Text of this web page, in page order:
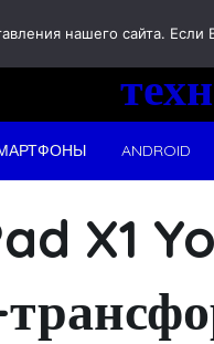
ANDROID
X1
нашего сайта. Если